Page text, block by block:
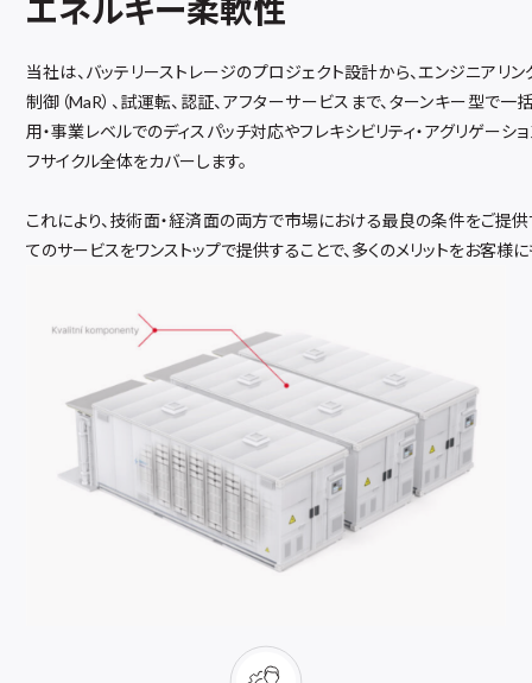
エネルギー柔軟性
当社は、バッテリーストレージのプロジェクト設計から、エンジニアリン
制御（MaR）、試運転、認証、アフターサービスまで、ターンキー型で一
用・事業レベルでのディスパッチ対応やフレキシビリティ・アグリゲーシ
フサイクル全体をカバーします。
これにより、技術面・経済面の両方で市場における最良の条件をご提供
てのサービスをワンストップで提供することで、多くのメリットをお客様に